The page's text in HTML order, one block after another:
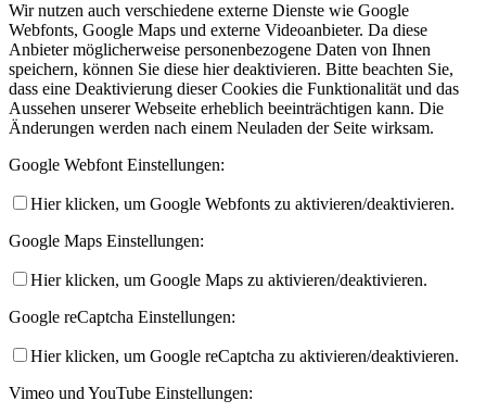
Wir nutzen auch verschiedene externe Dienste wie Google
Webfonts, Google Maps und externe Videoanbieter. Da diese
Anbieter möglicherweise personenbezogene Daten von Ihnen
speichern, können Sie diese hier deaktivieren. Bitte beachten Sie,
dass eine Deaktivierung dieser Cookies die Funktionalität und das
Aussehen unserer Webseite erheblich beeinträchtigen kann. Die
Änderungen werden nach einem Neuladen der Seite wirksam.
Google Webfont Einstellungen:
Hier klicken, um Google Webfonts zu aktivieren/deaktivieren.
Google Maps Einstellungen:
Hier klicken, um Google Maps zu aktivieren/deaktivieren.
Google reCaptcha Einstellungen:
Hier klicken, um Google reCaptcha zu aktivieren/deaktivieren.
Vimeo und YouTube Einstellungen: